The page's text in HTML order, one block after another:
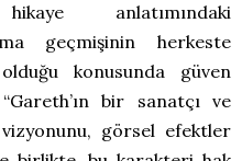
anlatımındaki
geçmişinin herkeste
konusunda güven
bir sanatçı ve
görsel efektler